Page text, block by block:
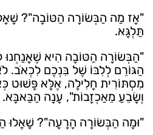
"אָז מַה הַבְּשׂוֹרָה הַטּוֹבָה"?
תַּלְגָּא.
"הַבְּשׂוֹרָה הַטּוֹבָה הִיא שֶׁאֲנַחְנוּ
הַגּוֹרֵם לְלִבּוֹ שֶׁל בִּנְכֶם לִכְאֹב.
מִסְתּוֹרִית חָלִילָה, אֶלָּא פָּשׁוּט
וְשָׂבֵעַ מֵאַכְזָבוֹת", עָנָה הַבַּאבָּא.
"וּמָה הַבְּשׂוֹרָה הָרָעָה"? שָׁאֲלוּ